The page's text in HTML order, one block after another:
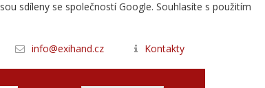
sdíleny se společností Google. Souhlasíte s použitím
info@exihand.cz Kontakty